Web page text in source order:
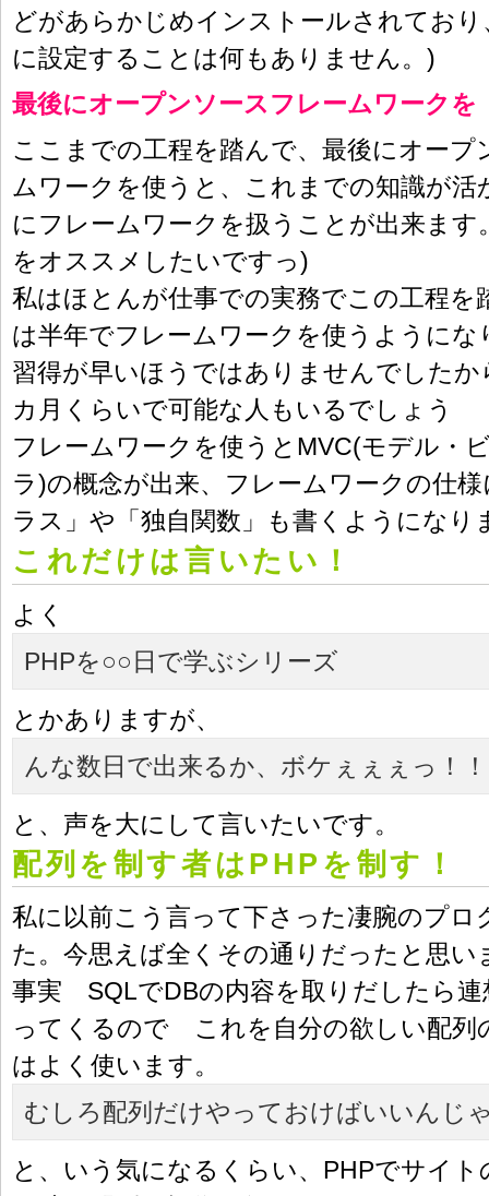
どがあらかじめインストールされてお
に設定することは何もありません。)
最後にオープンソースフレームワークを
ここまでの工程を踏んで、最後にオープ
ムワークを使うと、これまでの知識が活
にフレームワークを扱うことが出来ます
をオススメしたいですっ)
私はほとんが仕事での実務でこの工程を
は半年でフレームワークを使うように
習得が早いほうではありませんでしたか
カ月くらいで可能な人もいるでしょう
フレームワークを使うとMVC(モデル・
ラ)の概念が出来、フレームワークの仕
ラス」や「独自関数」も書くようになり
これだけは言いたい！
よく
PHPを○○日で学ぶシリーズ
とかありますが、
んな数日で出来るか、ボケぇぇぇっ！！
と、声を大にして言いたいです。
配列を制す者はPHPを制す！
私に以前こう言って下さった凄腕のプロ
た。今思えば全くその通りだったと思い
事実 SQLでDBの内容を取りだしたら連
ってくるので これを自分の欲しい配列
はよく使います。
むしろ配列だけやっておけばいいんじ
と、いう気になるくらい、PHPでサイ